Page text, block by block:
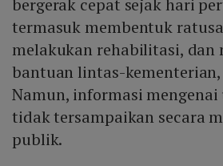
bergerak cepat sejak hari
termasuk membentuk
melakukan rehabilitasi, dan
bantuan lintas-
Namun, informasi
tidak tersampaikan secara
publik.